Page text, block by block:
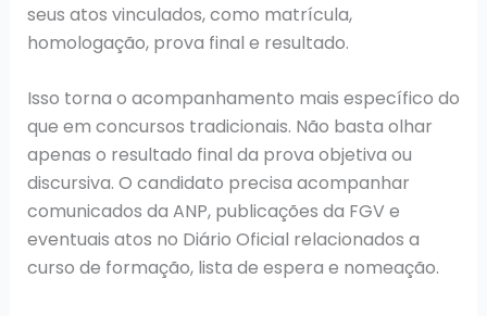
seus atos vinculados, como matrícula,
homologação, prova final e resultado.
Isso torna o acompanhamento mais específico do
que em concursos tradicionais. Não basta olhar
apenas o resultado final da prova objetiva ou
discursiva. O candidato precisa acompanhar
comunicados da ANP, publicações da FGV e
eventuais atos no Diário Oficial relacionados a
curso de formação, lista de espera e nomeação.